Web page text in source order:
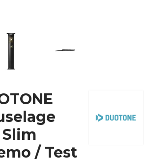
/ Test